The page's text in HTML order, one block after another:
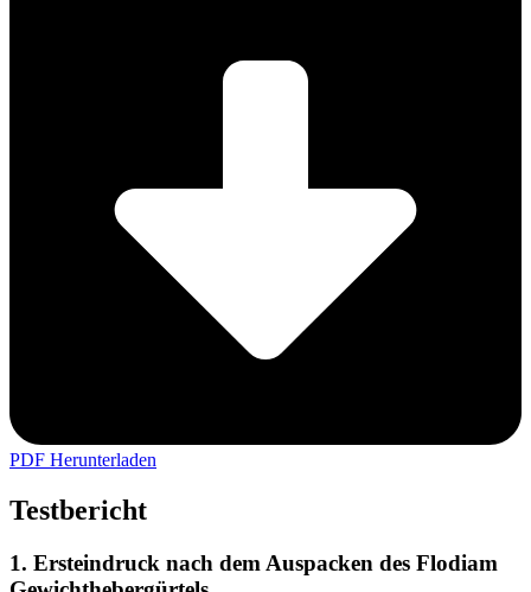
PDF Herunterladen
Testbericht
1. Ersteindruck nach dem Auspacken des Flodiam